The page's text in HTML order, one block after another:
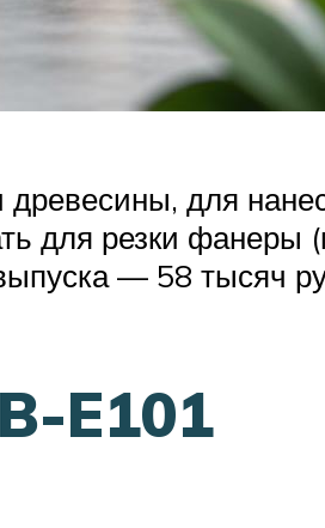
для
для резки фанеры
— 58 тысяч
E101